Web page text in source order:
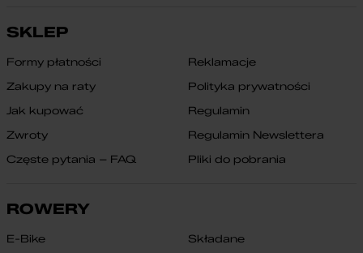
SKLEP
Formy płatności
Zakupy na raty
Jak kupować
Zwroty
Częste pytania – FAQ
Reklamacje
Polityka prywatności
Regulamin
Regulamin Newslettera
Pliki do pobrania
ROWERY
E-Bike
Składane